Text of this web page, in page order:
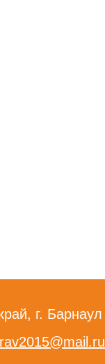
г. Барнаул